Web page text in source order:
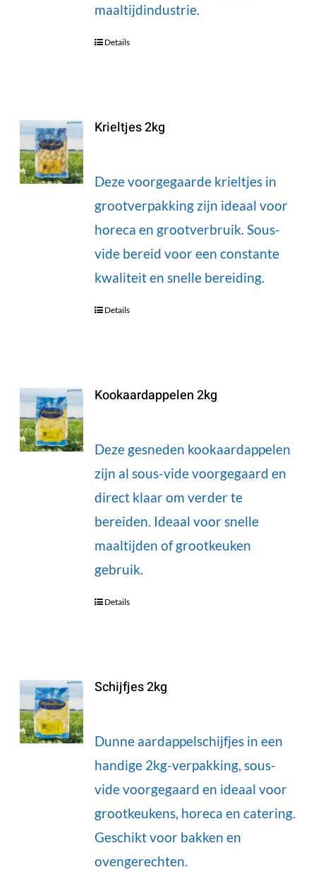
maaltijdindustrie.
Details
Krieltjes 2kg
Deze voorgegaarde krieltjes in
grootverpakking zijn ideaal voor
horeca en grootverbruik. Sous-
vide bereid voor een constante
kwaliteit en snelle bereiding.
Details
Kookaardappelen 2kg
Deze gesneden kookaardappelen
zijn al sous-vide voorgegaard en
direct klaar om verder te
bereiden. Ideaal voor snelle
maaltijden of grootkeuken
gebruik.
Details
Schijfjes 2kg
Dunne aardappelschijfjes in een
handige 2kg-verpakking, sous-
vide voorgegaard en ideaal voor
grootkeukens, horeca en catering.
Geschikt voor bakken en
ovengerechten.